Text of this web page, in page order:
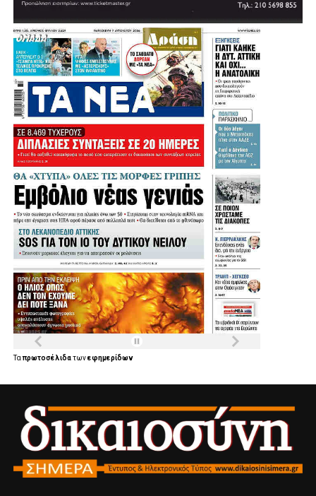
Ταπρωτοσέλιδατωνεφημερίδων